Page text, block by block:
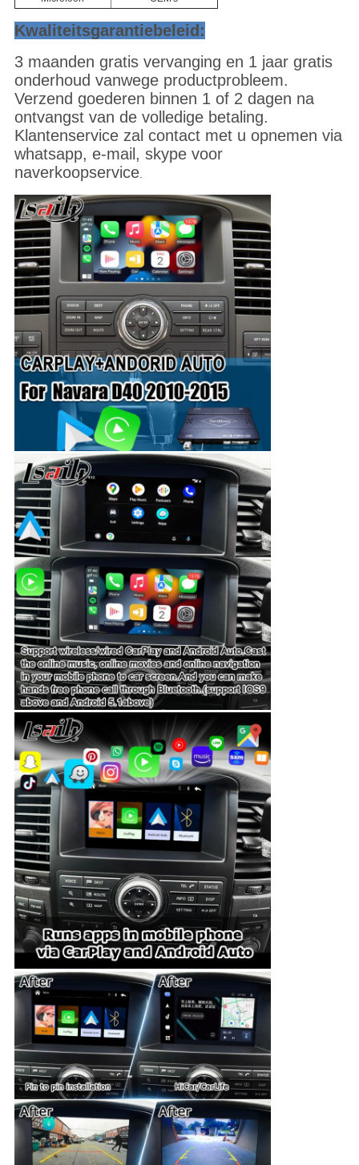
Kwaliteitsgarantiebeleid:
3 maanden gratis vervanging en 1 jaar gratis
onderhoud vanwege productprobleem.
Verzend goederen binnen 1 of 2 dagen na
ontvangst van de volledige betaling.
Klantenservice zal contact met u opnemen via
whatsapp, e-mail, skype voor
naverkoopservice.